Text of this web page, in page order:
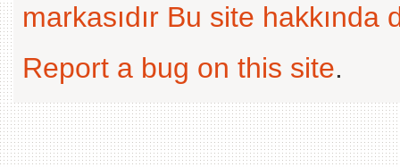
markasıdır Bu site hakkında
Report a bug on this site.